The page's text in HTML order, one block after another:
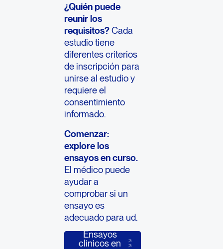
¿Quién puede
reunir los
requisitos?Cada
estudio tiene
diferentes criterios
de inscripción para
unirse al estudio y
requiere el
consentimiento
informado.
Comenzar:
explore los
ensayos en curso.
El médico puede
ayudar a
comprobar si un
ensayo es
adecuado para ud.
Ensayos
clinicos en
Ensayos clinicos en curso